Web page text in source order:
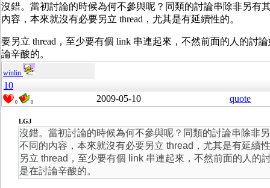
沒錯。當初討論的時候為何不參與呢？同類的討論串除非另有
內容，本來就沒有必要另立 thread，尤其是有延續性的。
要另立 thread，至少要有個 link 串連起來，不然前面的人的討
論辛酸的。
winlin
10
0 0 2009-05-10 quote
LGJ
沒錯。當初討論的時候為何不參與呢？同類的討論串除非
不同的內容，本來就沒有必要另立 thread，尤其是有延續
另立 thread，至少要有個 link 串連起來，不然前面的人的
是在討論辛酸的。